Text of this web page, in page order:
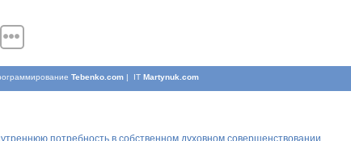
Tebenko.com | ITMartynuk.com
потребность в собственном духовном совершенствовании